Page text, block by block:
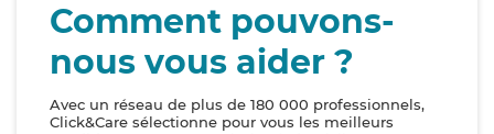
Comment pouvons-
nous vous aider ?
Avec un réseau de plus de 180 000 professionnels,
Click&Care sélectionne pour vous les meilleurs